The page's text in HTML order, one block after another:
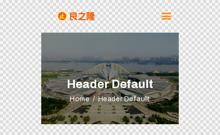
Header Default
Home Header Default